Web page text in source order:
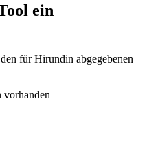
ein
für Hirundin abgegebenen
vorhanden